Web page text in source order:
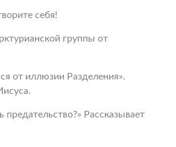
себя!
группы от
от иллюзии Разделения».
предательство?» Рассказывает